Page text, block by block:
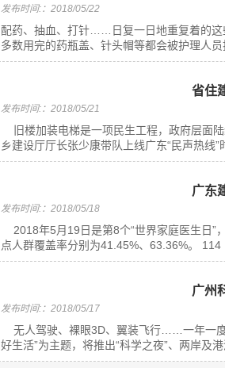
发布时间:：2018/05/22
配药、抽血、打针……日复一日地重复着的这
多数用完的药瓶盖、针头帽等都会被护理人
省住
发布时间:：2018/05/21
旧楼加装电梯是一项民生工程，政府层面
乡建设厅厅长张少康带队上线广东“民声热线
广东
发布时间:：2018/05/18
2018年5月19日是第8个“世界家庭医生日”
点人群覆盖率分别为41.45%、63.36%。 114
广州
发布时间:：2018/05/17
无人驾驶、裸眼3D、翼装飞行……一年一度
好生活”为主题，将推出“科学之夜”、两岸及